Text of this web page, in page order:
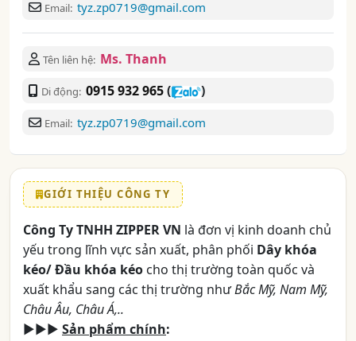
Email: tyz.zp0719@gmail.com
Tên liên hệ: Ms. Thanh
Di động: 0915 932 965( )
Email: tyz.zp0719@gmail.com
GIỚI THIỆU CÔNG TY
Công Ty TNHH ZIPPER VN là đơn vị kinh doanh chủ
yếu trong lĩnh vực sản xuất, phân phối Dây khóa
kéo/ Đầu khóa kéo cho thị trường toàn quốc và
xuất khẩu sang các thị trường nhưBắc Mỹ, Nam Mỹ,
Châu Âu, Châu Á,..
►►► Sản phẩm chính: